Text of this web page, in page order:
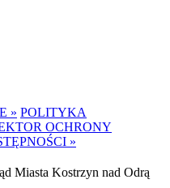
» POLITYKA
OCHRONY
»
Miasta Kostrzyn nad Odrą